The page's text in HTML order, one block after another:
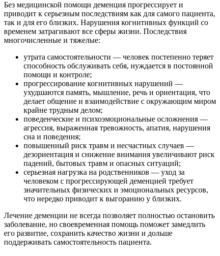
Без медицинской помощи деменция прогрессирует и
приводит к серьезным последствиям как для самого пациента,
так и для его близких. Нарушения когнитивных функций со
временем затрагивают все сферы жизни. Последствия
многочисленные и тяжелые:
утрата самостоятельности — человек постепенно теряет
способность обслуживать себя, нуждается в постоянной
помощи и контроле;
прогрессирование когнитивных нарушений —
ухудшаются память, мышление, речь и ориентация, что
делает общение и взаимодействие с окружающим миром
крайне трудным делом;
поведенческие и психоэмоциональные осложнения —
агрессия, выраженная тревожность, апатия, нарушения
сна и поведения;
повышенный риск травм и несчастных случаев —
дезориентация и снижение внимания увеличивают риск
падений, бытовых травм и опасных ситуаций;
серьезная нагрузка на родственников — уход за
человеком с прогрессирующей деменцией требует
значительных физических и эмоциональных ресурсов,
что нередко приводит к выгоранию у близких.
Лечение деменции не всегда позволяет полностью остановить
заболевание, но своевременная помощь поможет замедлить
его развитие, сохранить качество жизни и дольше
поддерживать самостоятельность пациента.